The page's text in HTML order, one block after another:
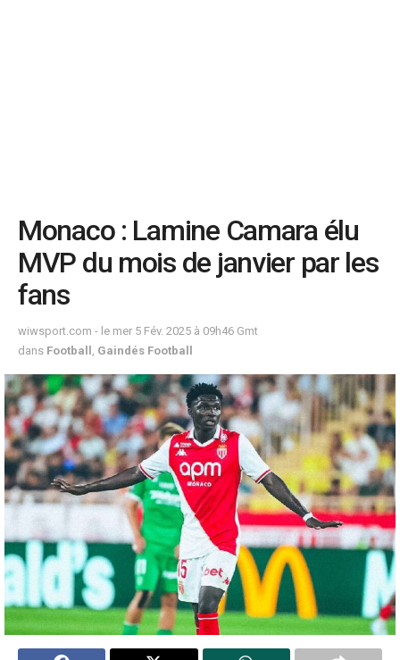
Monaco : Lamine Camara élu
MVP du mois de janvier par les
fans
wiwsport.com - le mer 5 Fév. 2025 à 09h46 Gmt
dans Football , Gaindés Football